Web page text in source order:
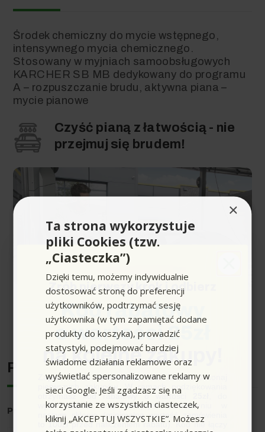
Środek chemiczny do mycie wstępnego,
intensywnego mycia chemicznego.
Stosowany w myjniach samoobsługowych
KARCHER SB MB dedykowany do programu
A – rozpuszczanie brudu, aktywna piana –
mycie pianowe
Czyść pianą z łatwością - nie
przejmuj się brudem!
Mycie wstępne, intensywne mycie chemiczne, turbo oprysk,
niskie ciśnienie .
Z łatwością usuwa uporczywy tłusty brud, insekty oraz
zabrudzenia uliczne i olejowe jednocześnie będąc
delikatnym dla lakieru.
Parametry techniczne
Rozwiń pełen opis produktu
Producent
Producent : Karcher
×
Ta strona wykorzystuje
pliki Cookies (tzw.
„Ciasteczka”)
Dzięki temu, możemy indywidualnie
dostosować stronę do preferencji
użytkowników, podtrzymać sesję
użytkownika (w tym zapamiętać dodane
produkty do koszyka), prowadzić
statystyki, podejmować bardziej
świadome działania reklamowe oraz
wyświetlać spersonalizowane reklamy w
sieci Google. Jeśli zgadzasz się na
korzystanie ze wszystkich ciasteczek,
kliknij „AKCEPTUJ WSZYSTKIE”. Możesz
Zrób pierwszy krok i odbierz
Kod rabatowy
o wartości 25zł
na kolejne zakupy!
Zapisz się do newslettera, załóż konto i dokonaj
pierwszych zakupów. W ramach podziękowania
otrzymasz kod rabatowy o wartości
wykorzystania przy kolejnym zamówieniu w
naszym sklepie (minimalna wartość zamówienia
to 100zł przed naliczeniem rabatu). Kod nie łączy